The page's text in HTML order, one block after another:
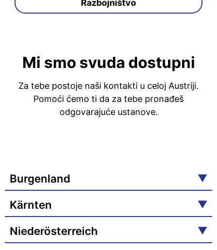
Razbojništvo
Mi smo svuda dostupni
Za tebe postoje naši kontakti u celoj Austriji.
Pomoći ćemo ti da za tebe pronađeš
odgovarajuće ustanove.
Burgenland
Kärnten
Niederösterreich